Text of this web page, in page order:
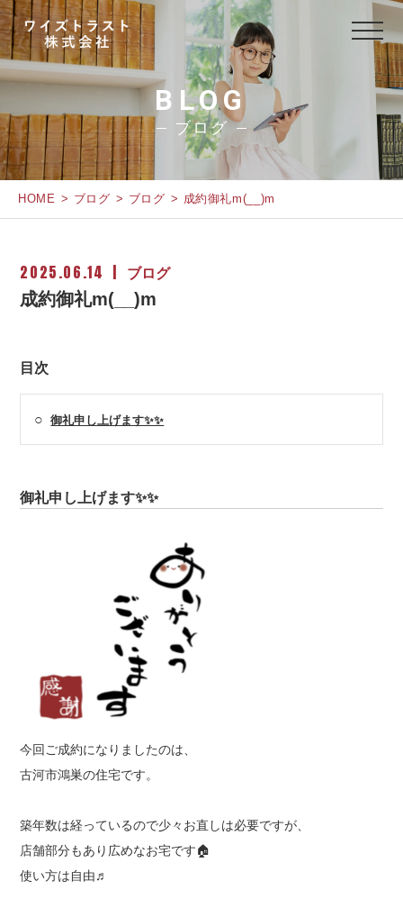
BLOG
ブログ
HOME ブログ ブログ 成約御礼m(__)m
2025.06.14 ブログ
成約御礼m(__)m
目次
○御礼申し上げます✨✨
御礼申し上げます✨✨
今回ご成約になりましたのは、
古河市鴻巣の住宅です。
築年数は経っているので少々お直しは必要ですが、
店舗部分もあり広めなお宅です🏠
使い方は自由♬